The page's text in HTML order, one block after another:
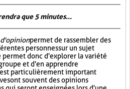
que 5 minutes...
d'opinionpermet de rassembler des
personnes sur un sujet
donc d'explorer la variété
et d'en apprendre
est particulièrement important
ont souvent des opinions